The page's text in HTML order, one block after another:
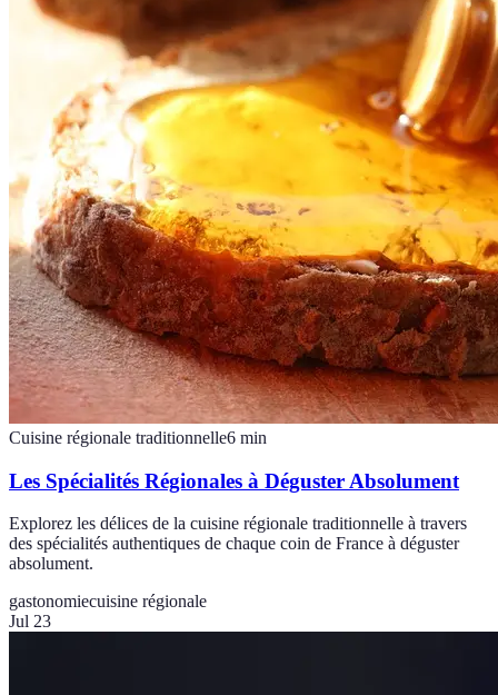
Cuisine régionale traditionnelle6 min
Les Spécialités Régionales à Déguster Absolument
Explorez les délices de la cuisine régionale traditionnelle à travers
des spécialités authentiques de chaque coin de France à déguster
absolument.
gastonomiecuisine régionale
Jul 23